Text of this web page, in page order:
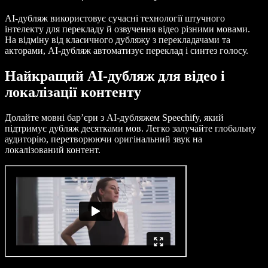
AI-дубляж використовує сучасні технології штучного
інтелекту для перекладу й озвучення відео різними мовами.
На відміну від класичного дубляжу з перекладачами та
акторами, AI-дубляж автоматизує переклад і синтез голосу.
Найкращий AI-дубляж для відео і
локалізації контенту
Долайте мовні бар’єри з AI-дубляжем Speechify, який
підтримує дубляж десятками мов. Легко залучайте глобальну
аудиторію, перетворюючи оригінальний звук на
локалізований контент.